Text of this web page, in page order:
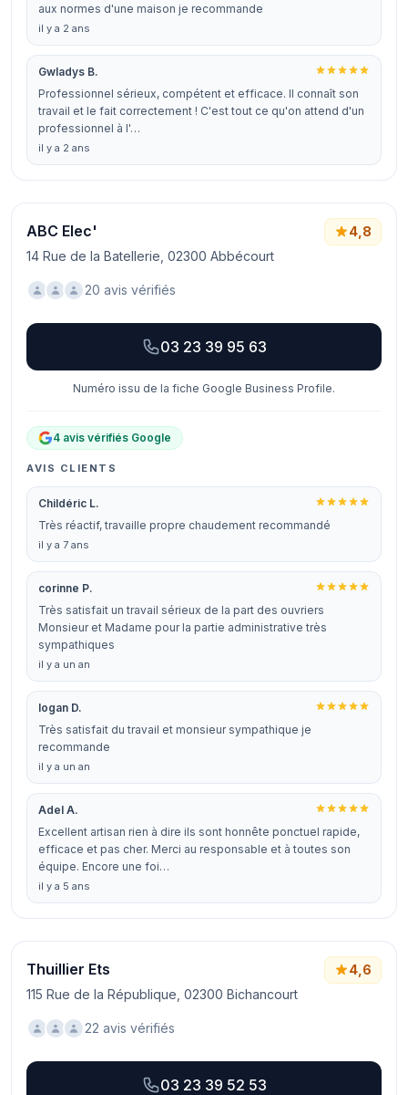
aux normes d'une maison je recommande
il y a 2 ans
Gwladys B.
Professionnel sérieux, compétent et efficace. Il connaît son
travail et le fait correctement ! C'est tout ce qu'on attend d'un
professionnel à l'…
il y a 2 ans
ABC Elec'
14 Rue de la Batellerie, 02300 Abbécourt
4,8
20 avis vérifiés
03 23 39 95 63
Numéro issu de la fiche Google Business Profile.
4 avis vérifiés Google
AVIS CLIENTS
Childéric L.
Très réactif, travaille propre chaudement recommandé
il y a 7 ans
corinne P.
Très satisfait un travail sérieux de la part des ouvriers
Monsieur et Madame pour la partie administrative très
sympathiques
il y a un an
logan D.
Très satisfait du travail et monsieur sympathique je
recommande
il y a un an
Adel A.
Excellent artisan rien à dire ils sont honnête ponctuel rapide,
efficace et pas cher. Merci au responsable et à toutes son
équipe. Encore une foi…
il y a 5 ans
Thuillier Ets
115 Rue de la République, 02300 Bichancourt
4,6
22 avis vérifiés
03 23 39 52 53